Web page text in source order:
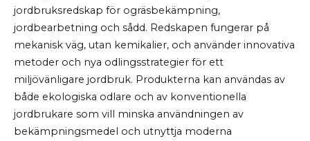
jordbruksredskap för ogräsbekämpning,
jordbearbetning och sådd. Redskapen fungerar på
mekanisk väg, utan kemikalier, och använder innovativa
metoder och nya odlingsstrategier för ett
miljövänligare jordbruk. Produkterna kan användas av
både ekologiska odlare och av konventionella
jordbrukare som vill minska användningen av
bekämpningsmedel och utnyttja moderna